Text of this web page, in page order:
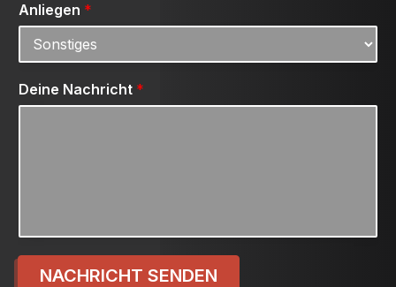
Anliegen *
Deine Nachricht *
NACHRICHT SENDEN